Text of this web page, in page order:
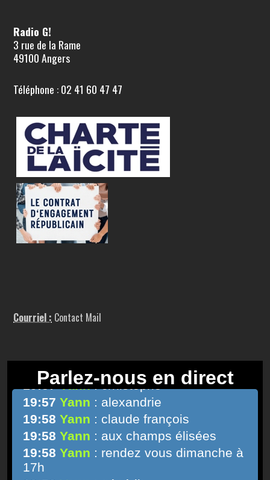
Radio G!
3 rue de la Rame
49100 Angers
Téléphone : 02 41 60 47 47
Courriel : Contact Mail